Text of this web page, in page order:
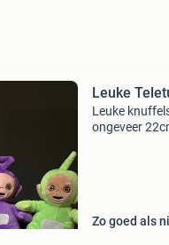
Leuke
Leuke
ongeveer
Zo goed als